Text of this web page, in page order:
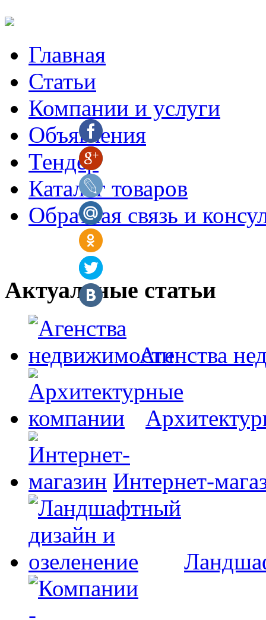
Главная
Статьи
Компании и услуги
Объявления
Тендер
Каталог товаров
Обратная связь и
Актуальные статьи
Агенства
Интернет-